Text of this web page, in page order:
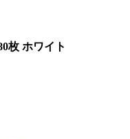
枚 ホワイト